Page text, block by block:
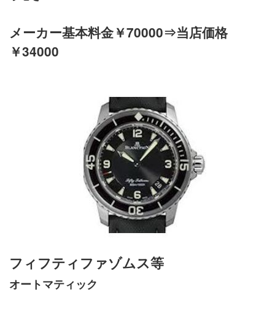
メーカー基本料金￥70000⇒当店価格
￥34000
フィフティファゾムス等
オートマティック